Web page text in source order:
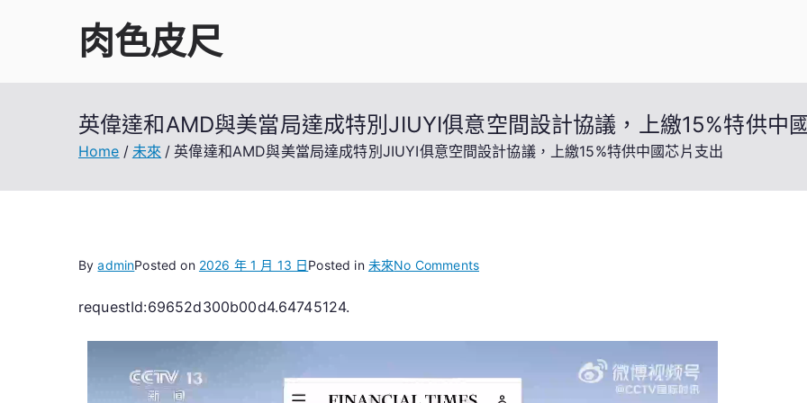
肉色皮尺
英偉達和AMD與美當局達成特別JIUYI俱意空間設計協議，上繳15%特供中
Home 未來 英偉達和AMD與美當局達成特別JIUYI俱意空間設計協議，上繳15%特供中國芯片支出
ByadminPosted on 2026 年 1 月 13 日Posted in 未來No Commentson
AMD
requestId:69652d300b00d4.64745124.